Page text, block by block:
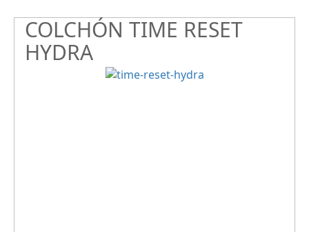
COLCHÓN TIME RESET
HYDRA